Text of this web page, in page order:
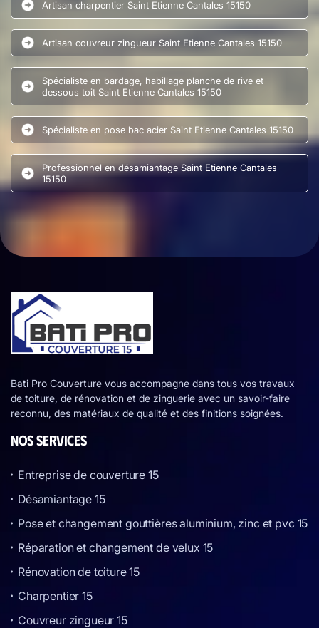
Artisan charpentier Saint Etienne Cantales 15150
Artisan couvreur zingueur Saint Etienne Cantales 15150
Spécialiste en bardage, habillage planche de rive et
dessous toit Saint Etienne Cantales 15150
Spécialiste en pose bac acier Saint Etienne Cantales 15150
Professionnel en désamiantage Saint Etienne Cantales
15150
Bati Pro Couverture vous accompagne dans tous vos travaux
de toiture, de rénovation et de zinguerie avec un savoir-faire
reconnu, des matériaux de qualité et des finitions soignées.
NOS SERVICES
Entreprise de couverture 15
Désamiantage 15
Pose et changement gouttières aluminium, zinc et pvc 15
Réparation et changement de velux 15
Rénovation de toiture 15
Charpentier 15
Couvreur zingueur 15